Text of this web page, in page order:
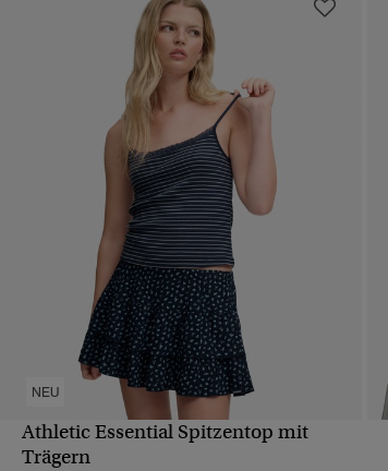
NEU
SCHNELLANSICHT
Athletic Essential Spitzentop mit
Trägern